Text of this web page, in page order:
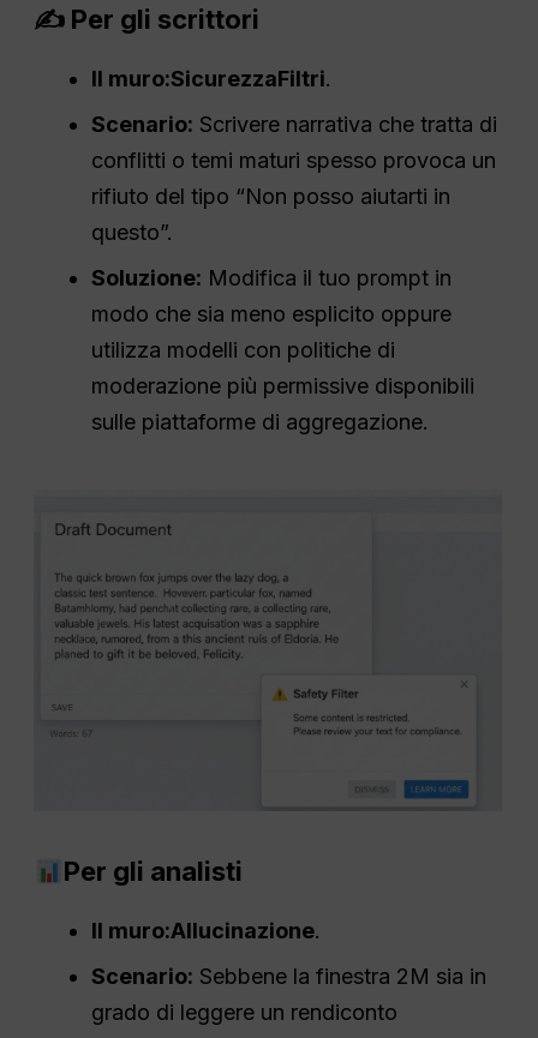
✍️ Per gli scrittori
Il muro:SicurezzaFiltri.
Scenario: Scrivere narrativa che tratta di
conflitti o temi maturi spesso provoca un
rifiuto del tipo “Non posso aiutarti in
questo”.
Soluzione: Modifica il tuo prompt in
modo che sia meno esplicito oppure
utilizza modelli con politiche di
moderazione più permissive disponibili
sulle piattaforme di aggregazione.
Per gli analisti
Il muro:Allucinazione.
Scenario: Sebbene la finestra 2M sia in
grado di leggere un rendiconto